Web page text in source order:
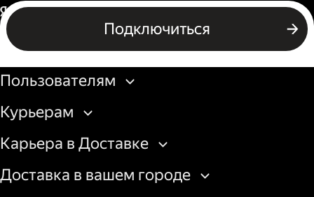
Пеший курьер
Подключиться
Россия
Бизнесу
Пользователям
Курьерам
Карьера в Доставке
Доставка в вашем городе